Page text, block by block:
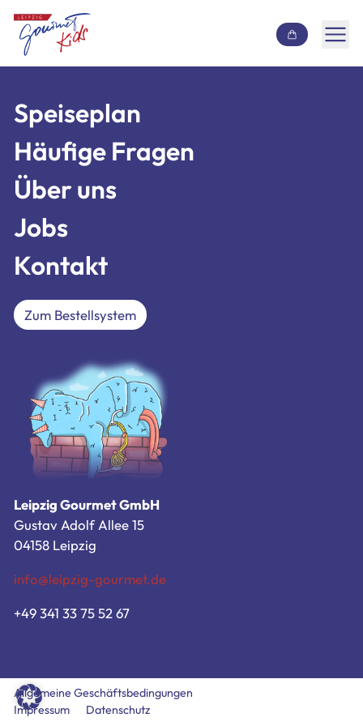
Inhalt überspringen
Häufige Fragen
Über uns
Jobs
Kontakt
Zum Bestellsystem
Allgemeine Geschäftsbedingungen
Impressum
Datenschutz
Speiseplan
Häufige Fragen
Über uns
Jobs
Kontakt
Zum Bestellsystem
Leipzig Gourmet GmbH
Gustav Adolf Allee 15
04158 Leipzig
info@leipzig-gourmet.de
+49 341 33 75 52 67
Allgemeine Geschäftsbedingungen
Impressum
Datenschutz